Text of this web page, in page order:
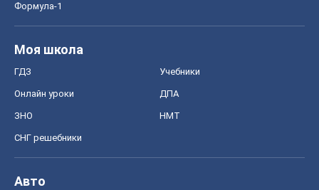
Формула-1
Моя школа
ГДЗ Учебники
Онлайн уроки ДПА
ЗНО НМТ
СНГ решебники
Авто